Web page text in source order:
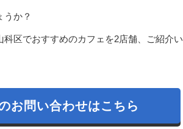
うか？
科区でおすすめのカフェを2店舗、ご紹介い
お問い合わせはこちら